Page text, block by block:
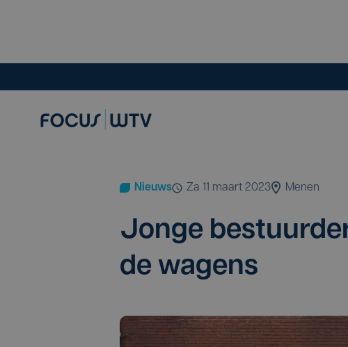
Nieuws za 11 maart 2023 Menen
Jon­ge
de wagens